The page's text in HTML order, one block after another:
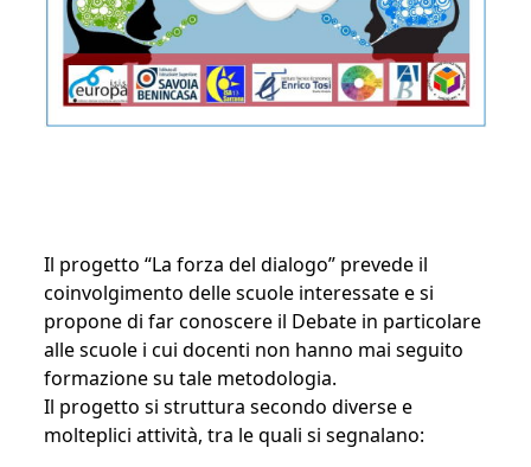
Il progetto “La forza del dialogo” prevede il
coinvolgimento delle scuole interessate e si
propone di far conoscere il Debate in particolare
alle scuole i cui docenti non hanno mai seguito
formazione su tale metodologia.
Il progetto si struttura secondo diverse e
molteplici attività, tra le quali si segnalano: